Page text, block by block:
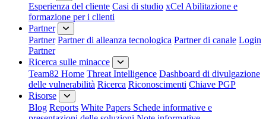
Esperienza del cliente Casi di studio xCel Abilitazione e
formazione per i clienti
Partner
Partner Partner di alleanza tecnologica Partner di canale Login
Partner
Ricerca sulle minacce
Team82 Home Threat Intelligence Dashboard di divulgazione
delle vulnerabilità Ricerca Riconoscimenti Chiave PGP
Risorse
Blog Reports White Papers Schede informative e